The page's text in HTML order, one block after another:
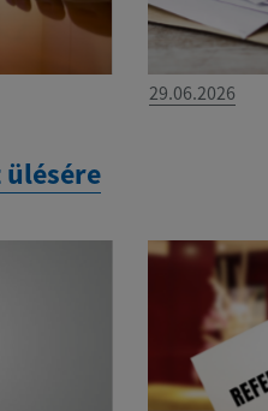
29.06.2026